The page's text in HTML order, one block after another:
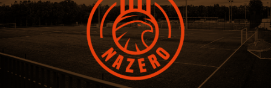
Biznes
Dla mediów